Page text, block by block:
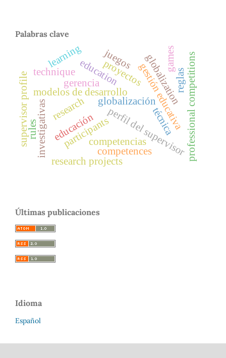
Palabras clave
globalización
modelos de desarrollo
educación gestión educativa
globalization
education
perfil del supervisorprofessional competitions
supervisor profile competencias
investigativas
proyectos
competences
research
research projects
participants
gerencia
técnica
reglas
juegos
technique
rules
games
learning
Últimas publicaciones
Idioma
Español